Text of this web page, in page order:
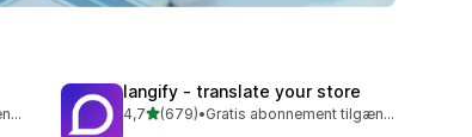
Gratis abonnement tilgængeligt
langify ‑ translate your store
4,7ud af 5 stjerner
(679)
679 anmeldelser i alt
• Gratis abonnement tilgængeligt